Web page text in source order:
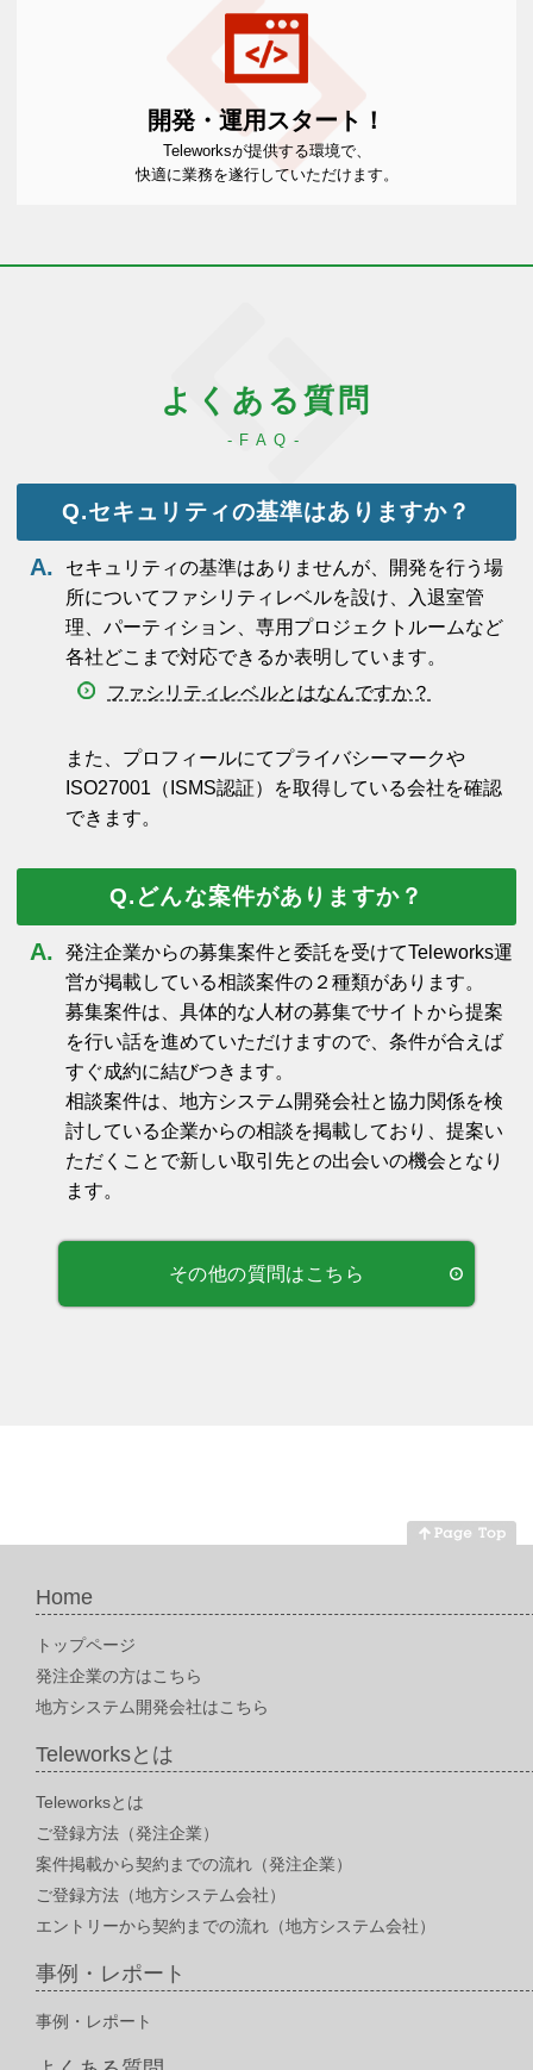
開発・運用スタート！
Teleworksが提供する環境で、
快適に業務を遂行していただけます。
よくある質問
FAQ
セキュリティの基準はありますか？
セキュリティの基準はありませんが、開発を行う場
所についてファシリティレベルを設け、入退室管
理、パーティション、専用プロジェクトルームなど
各社どこまで対応できるか表明しています。
ファシリティレベルとはなんですか？
また、プロフィールにてプライバシーマークや
ISO27001（ISMS認証）を取得している会社を確認
できます。
どんな案件がありますか？
発注企業からの募集案件と委託を受けてTeleworks運
営が掲載している相談案件の２種類があります。
募集案件は、具体的な人材の募集でサイトから提案
を行い話を進めていただけますので、条件が合えば
すぐ成約に結びつきます。
相談案件は、地方システム開発会社と協力関係を検
討している企業からの相談を掲載しており、提案い
ただくことで新しい取引先との出会いの機会となり
ます。
その他の質問はこちら
Home
トップページ
発注企業の方はこちら
地方システム開発会社はこちら
Teleworksとは
Teleworksとは
ご登録方法（発注企業）
案件掲載から契約までの流れ（発注企業）
ご登録方法（地方システム会社）
エントリーから契約までの流れ（地方システム会社）
事例・レポート
事例・レポート